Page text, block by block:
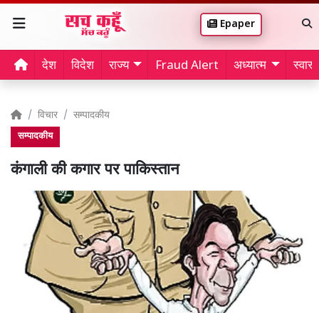
Epaper
देश विदेश राज्य Fraud Alert अध्यात्म
विचार सम्पादकीय
सम्पादकीय
कंगाली की कगार पर पाकिस्तान